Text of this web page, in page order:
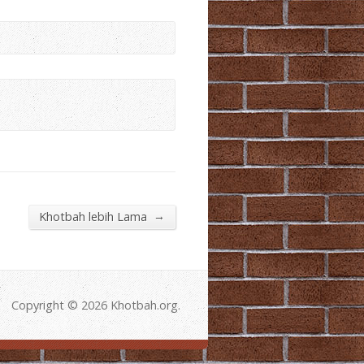
keys
to
decrease
volume.
Khotbah lebih Lama →
Copyright © 2026 Khotbah.org.